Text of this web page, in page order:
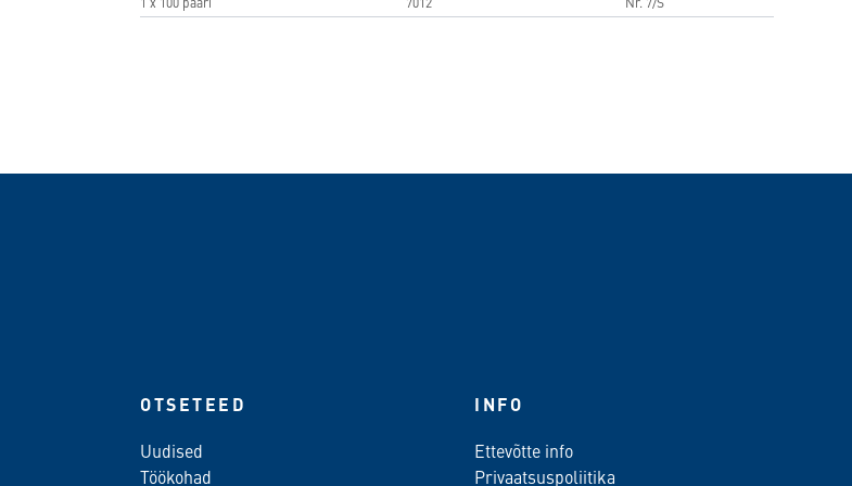
OTSETEED
Uudised
Töökohad
INFO
Ettevõtte info
Privaatsuspoliitika